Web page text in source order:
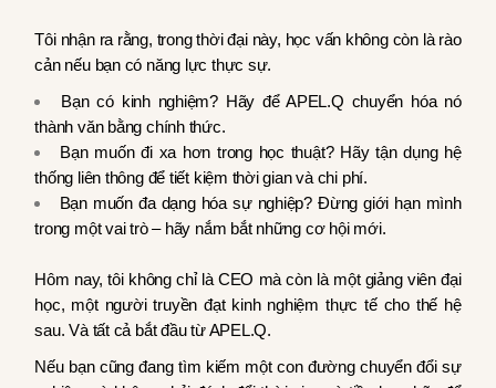
Tôi nhận ra rằng, trong thời đại này, học vấn không còn là rào
cản nếu bạn có năng lực thực sự.
Bạn có kinh nghiệm? Hãy để APEL.Q chuyển hóa nó
thành văn bằng chính thức.
Bạn muốn đi xa hơn trong học thuật? Hãy tận dụng hệ
thống liên thông để tiết kiệm thời gian và chi phí.
Bạn muốn đa dạng hóa sự nghiệp? Đừng giới hạn mình
trong một vai trò – hãy nắm bắt những cơ hội mới.
Hôm nay, tôi không chỉ là CEO mà còn là một giảng viên đại
học, một người truyền đạt kinh nghiệm thực tế cho thế hệ
sau. Và tất cả bắt đầu từ APEL.Q.
Nếu bạn cũng đang tìm kiếm một con đường chuyển đổi sự